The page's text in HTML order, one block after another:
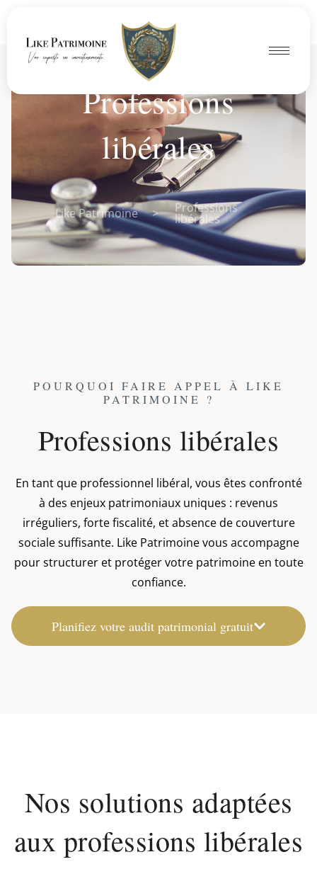
Professions
libérales
Like Patrimoine > Professions
libérales
POURQUOI FAIRE APPEL À LIKE
PATRIMOINE ?
Professions libérales
En tant que professionnel libéral, vous êtes confronté
à des enjeux patrimoniaux uniques : revenus
irréguliers, forte fiscalité, et absence de couverture
sociale suffisante. Like Patrimoine vous accompagne
pour structurer et protéger votre patrimoine en toute
confiance.
Planifiez votre audit patrimonial gratuit
Nos solutions adaptées
aux professions libérales